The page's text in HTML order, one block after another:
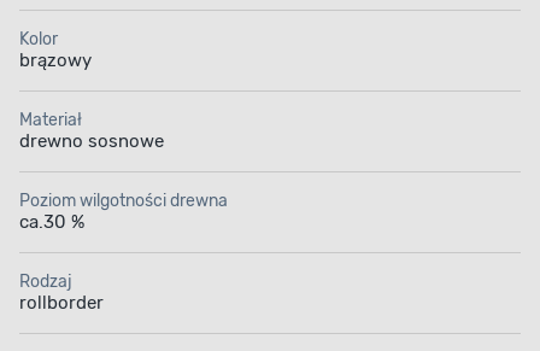
Kolor
brązowy
Materiał
drewno sosnowe
Poziom wilgotności drewna
ca.30 %
Rodzaj
rollborder